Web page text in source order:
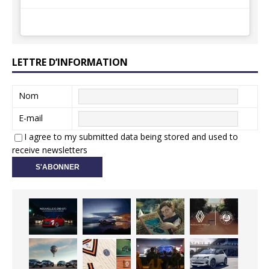
LETTRE D’INFORMATION
Nom
E-mail
I agree to my submitted data being stored and used to
receive newsletters